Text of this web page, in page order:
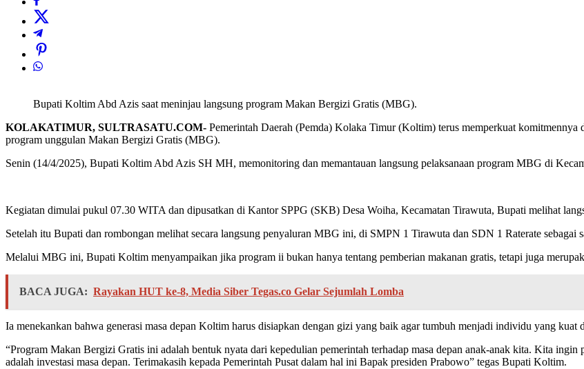
Bupati Koltim Abd Azis saat meninjau langsung program Makan Bergizi Gratis (MBG).
KOLAKATIMUR, SULTRASATU.COM- Pemerintah Daerah (Pemda) Kolaka Timur (Koltim) terus memperkuat komitmennya
program unggulan Makan Bergizi Gratis (MBG).
Senin (14/4/2025), Bupati Koltim Abd Azis SH MH, memonitoring dan memantauan langsung pelaksanaan program MBG di
Kegiatan dimulai pukul 07.30 WITA dan dipusatkan di Kantor SPPG (SKB) Desa Woiha, Kecamatan Tirawuta, Bupati melihat
Setelah itu Bupati dan rombongan melihat secara langsung penyaluran MBG ini, di SMPN 1 Tirawuta dan SDN 1 Raterate sebagai
Melalui MBG ini, Bupati Koltim menyampaikan jika program ii bukan hanya tentang pemberian makanan gratis, tetapi juga
BACA JUGA: Rayakan HUT ke-8, Media Siber Tegas.co Gelar Sejumlah Lomba
Ia menekankan bahwa generasi masa depan Koltim harus disiapkan dengan gizi yang baik agar tumbuh menjadi individu yang kuat
“Program Makan Bergizi Gratis ini adalah bentuk nyata dari kepedulian pemerintah terhadap masa depan anak-anak kita. Kita
adalah investasi masa depan. Terimakasih kepada Pemerintah Pusat dalam hal ini Bapak presiden Prabowo” tegas Bupati Koltim.